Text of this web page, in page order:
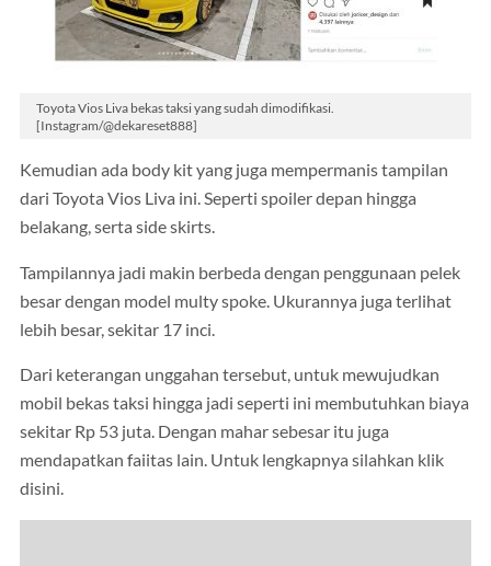
Toyota Vios Liva bekas taksi yang sudah dimodifikasi.
[Instagram/@dekareset888]
Kemudian ada body kit yang juga mempermanis tampilan
dari Toyota Vios Liva ini. Seperti spoiler depan hingga
belakang, serta side skirts.
Tampilannya jadi makin berbeda dengan penggunaan pelek
besar dengan model multy spoke. Ukurannya juga terlihat
lebih besar, sekitar 17 inci.
Dari keterangan unggahan tersebut, untuk mewujudkan
mobil bekas taksi hingga jadi seperti ini membutuhkan biaya
sekitar Rp 53 juta. Dengan mahar sebesar itu juga
mendapatkan faiitas lain. Untuk lengkapnya silahkan klik
disini.